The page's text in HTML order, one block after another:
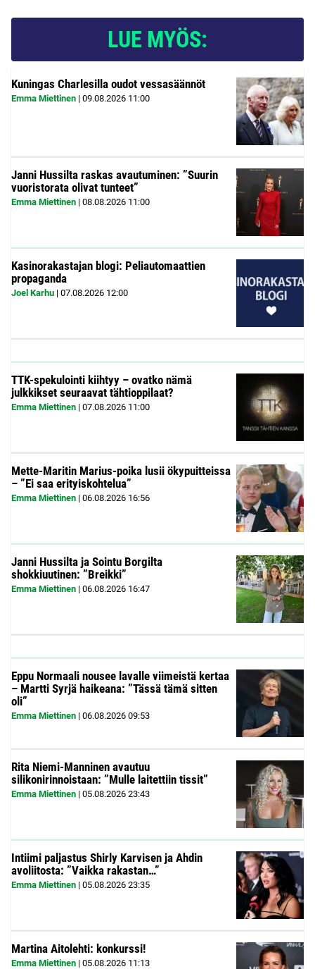
LUE MYÖS:
Kuningas Charlesilla oudot vessasäännöt
Emma Miettinen | 09.08.2026 11:00
Janni Hussilta raskas avautuminen: ”Suurin
vuoristorata olivat tunteet”
Emma Miettinen | 08.08.2026 11:00
Kasinorakastajan blogi: Peliautomaattien
propaganda
Joel Karhu | 07.08.2026 12:00
TTK-spekulointi kiihtyy – ovatko nämä
julkkikset seuraavat tähtioppilaat?
Emma Miettinen | 07.08.2026 11:00
Mette-Maritin Marius-poika lusii ökypuitteissa
– ”Ei saa erityiskohtelua”
Emma Miettinen | 06.08.2026 16:56
Janni Hussilta ja Sointu Borgilta
shokkiuutinen: ”Breikki”
Emma Miettinen | 06.08.2026 16:47
Eppu Normaali nousee lavalle viimeistä kertaa
– Martti Syrjä haikeana: ”Tässä tämä sitten
oli”
Emma Miettinen | 06.08.2026 09:53
Rita Niemi-Manninen avautuu
silikonirinnoistaan: ”Mulle laitettiin tissit”
Emma Miettinen | 05.08.2026 23:43
Intiimi paljastus Shirly Karvisen ja Ahdin
avoliitosta: ”Vaikka rakastan…”
Emma Miettinen | 05.08.2026 23:35
Martina Aitolehti: konkurssi!
Emma Miettinen | 05.08.2026 11:13